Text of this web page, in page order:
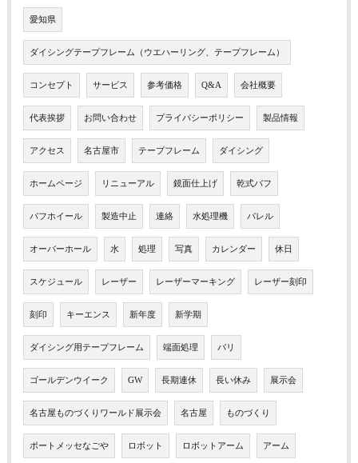
愛知県
ダイシングテープフレーム（ウエハーリング、テープフレーム）
コンセプト サービス 参考価格 Q&A 会社概要
代表挨拶 お問い合わせ プライバシーポリシー 製品情報
アクセス 名古屋市 テープフレーム ダイシング
ホームページ リニューアル 鏡面仕上げ 乾式バフ
バフホイール 製造中止 連絡 水処理機 バレル
オーバーホール 水 処理 写真 カレンダー 休日
スケジュール レーザー レーザーマーキング レーザー刻印
刻印 キーエンス 新年度 新学期
ダイシング用テープフレーム 端面処理 バリ
ゴールデンウイーク GW 長期連休 長い休み 展示会
名古屋ものづくりワールド展示会 名古屋 ものづくり
ポートメッセなごや ロボット ロボットアーム アーム